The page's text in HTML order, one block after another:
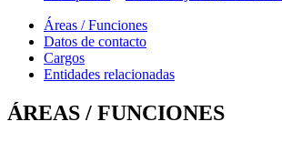
Áreas / Funciones
Datos de contacto
Cargos
Entidades relacionadas
ÁREAS / FUNCIONES